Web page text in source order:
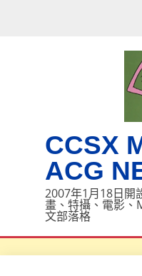
CCSX
ACG
2007年1月18日開
畫、特攝、電影、
文部落格